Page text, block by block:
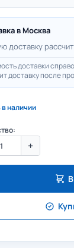
в Москва
доставку
доставки
доставку после
в наличии
+